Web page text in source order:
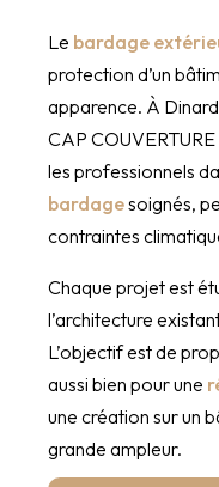
Le bardage
protection d’un
apparence. À
CAP
les professionnels
bardagesoignés,
contraintes
Chaque projet est
l’architecture
L’objectif est de
aussi bien pour une
une création sur un
grande ampleur.